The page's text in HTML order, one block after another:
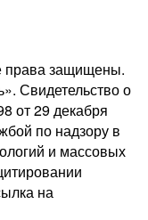
права защищены.
Свидетельство о
от 29 декабря
по надзору в
и массовых
на